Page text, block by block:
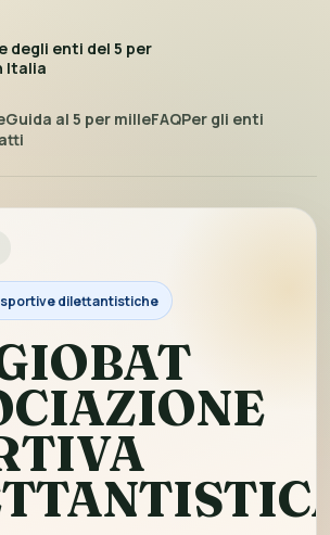
degli enti del 5 per
Italia
Guida al 5 per milleFAQPer gli enti
dilettantistiche